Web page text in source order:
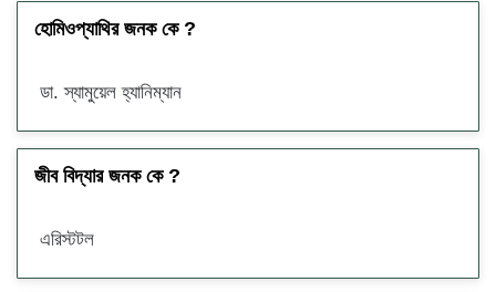
হোমিওপ্যাথির জনক কে ?
ডা. স্যামুয়েল হ্যানিম্যান
জীব বিদ্যার জনক কে ?
এরিস্টটল